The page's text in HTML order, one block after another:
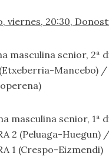
viernes, 20:30,
masculina senior, 2ª
Mancebo) /
masculina senior, 1ª
2 (Peluaga-Huegun) /
1 (Crespo-Eizmendi)